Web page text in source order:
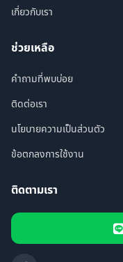
เกี่ยวกับเรา
ช่วยเหลือ
คำถามที่พบบ่อย
ติดต่อเรา
นโยบายความเป็นส่วนตัว
ข้อตกลงการใช้งาน
ติดตามเรา